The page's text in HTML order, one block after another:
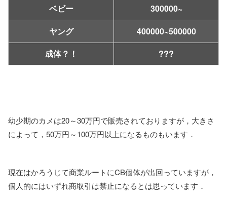
ベビー
300000~
ヤング
400000~500000
成体？！
???
幼少期のカメは20～30万円で販売されておりますが，大きさ
によって，50万円～100万円以上になるものもいます．
現在はかろうじて商業ルートにCB個体が出回っていますが，
個人的にはいずれ商取引は禁止になるとは思っています．